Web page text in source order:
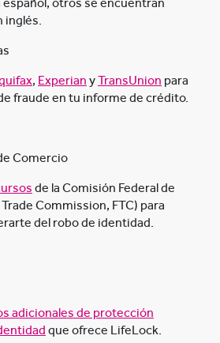
otros se encuentran
inglés.
, Experian yTransUnion para
fraude en tu informe de crédito.
Comercio
de la Comisión Federal de
Commission, FTC) para
del robo de identidad.
adicionales de protección
que ofrece LifeLock.